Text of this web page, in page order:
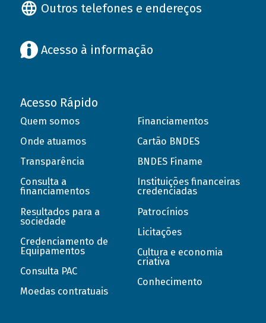
Outros telefones e endereços
Acesso à informação
Acesso Rápido
Quem somos
Onde atuamos
Transparência
Consulta a
financiamentos
Resultados para a
sociedade
Credenciamento de
Equipamentos
Consulta PAC
Moedas contratuais
Financiamentos
Cartão BNDES
BNDES Finame
Instituições financeiras
credenciadas
Patrocínios
Licitações
Cultura e economia
criativa
Conhecimento